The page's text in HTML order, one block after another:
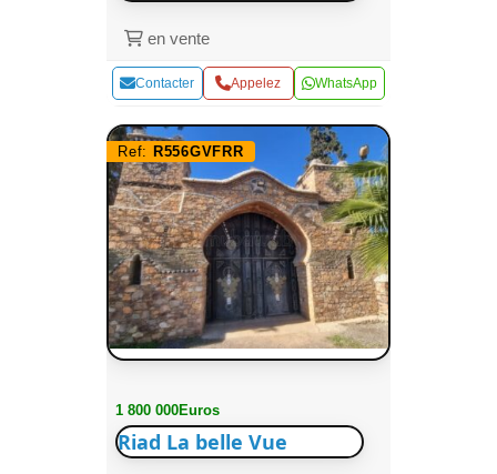
en vente
Contacter Appelez WhatsApp
Ref: R556GVFRR
1 800 000Euros
Riad La belle Vue